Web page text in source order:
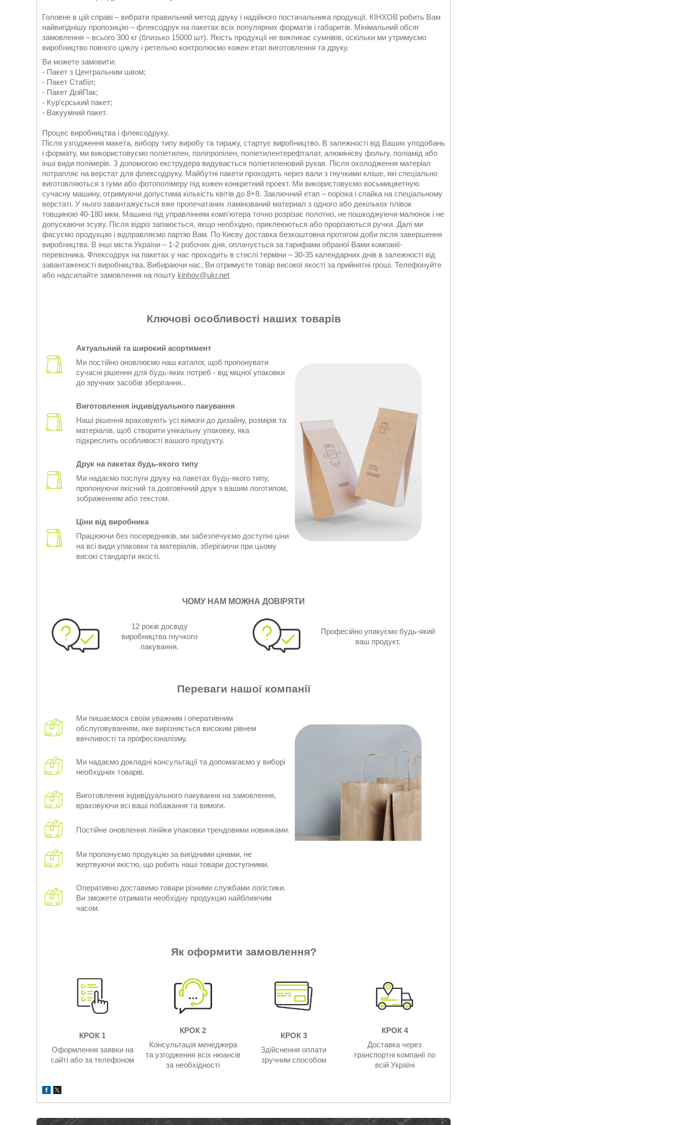
Головне в цій справі – вибрати правильний метод друку і надійного постачальника продукції. КІНХОВ робить Вам
найвигіднішу пропозицію – флексодрук на пакетах всіх популярних форматів і габаритів. Мінімальний обсяг
замовлення – всього 300 кг (близько 15000 шт). Якість продукції не викликає сумнівів, оскільки ми утримуємо
виробництво повного циклу і ретельно контролюємо кожен етап виготовлення та друку.
Ви можете замовити:
- Пакет з Центральним швом;
- Пакет Стабіл;
- Пакет ДойПак;
- Кур'єрський пакет;
- Вакуумний пакет.
Процес виробництва і флексодруку.
Після узгодження макета, вибору типу виробу та тиражу, стартує виробництво. В залежності від Ваших уподобань
і формату, ми використовуємо поліетилен, поліпропілен, поліетилентерефталат, алюмінієву фольгу, поліамід або
інші види полімерів. З допомогою екструдера видувається поліетиленовий рукав. Після охолодження матеріал
потрапляє на верстат для флексодруку. Майбутні пакети проходять через вали з гнучкими кліше, які спеціально
виготовляються з гуми або фотополімеру під кожен конкретний проект. Ми використовуємо восьмицветную
сучасну машину, отримуючи допустима кількість квітів до 8+8. Заключний етап – порізка і спайка на спеціальному
верстаті. У нього завантажується вже пропечатаних ламінований материал з одного або декількох плівок
товщиною 40-180 мкм. Машина під управлінням комп'ютера точно розрізає полотно, не пошкоджуючи малюнок і не
допускаючи зсуву. Після відріз запаюється, якщо необхідно, приклеюються або прорізаються ручки. Далі ми
фасуємо продукцію і відправляємо партію Вам. По Києву доставка безкоштовна протягом доби після завершення
виробництва. В інші міста України – 1-2 робочих дня, оплачується за тарифами обраної Вами компанії-
перевізника. Флексодрук на пакетах у нас проходить в стислі терміни – 30-35 календарних днів в залежності від
завантаженості виробництва. Вибираючи нас, Ви отримуєте товар високої якості за прийнятні гроші. Телефонуйте
або надсилайте замовлення на пошту kinhov@ukr.net
Ключові особливості наших товарів
Актуальний та широкий асортимент
Ми постійно оновлюємо наш каталог, щоб пропонувати
сучасні рішення для будь-яких потреб - від міцної упаковки
до зручних засобів зберігання..
Виготовлення індивідуального пакування
Наші рішення враховують усі вимоги до дизайну, розмірів та
матеріалів, щоб створити унікальну упаковку, яка
підкреслить особливості вашого продукту.
Друк на пакетах будь-якого типу
Ми надаємо послуги друку на пакетах будь-якого типу,
пропонуючи якісний та довговічний друк з вашим логотипом,
зображенням або текстом.
Ціни від виробника
Працюючи без посередників, ми забезпечуємо доступні ціни
на всі види упаковки та матеріалів, зберігаючи при цьому
високі стандарти якості.
ЧОМУ НАМ МОЖНА ДОВІРЯТИ
12 років досвіду
виробництва гнучкого
пакування.
Професійно упакуємо будь-який
ваш продукт.
Переваги нашої компанії
Ми пишаємося своїм уважним і оперативним
обслуговуванням, яке вирізняється високим рівнем
ввічливості та професіоналізму.
Ми надаємо докладні консультації та допомагаємо у виборі
необхідних товарів.
Виготовлення індивідуального пакування на замовлення,
враховуючи всі ваші побажання та вимоги.
Постійне оновлення лінійки упаковки трендовими новинками.
Ми пропонуємо продукцію за вигідними цінами, не
жертвуючи якістю, що робить наші товари доступними.
Оперативно доставимо товари різними службами логістики.
Ви зможете отримати необхідну продукцію найближчим
часом.
Як оформити замовлення?
КРОК 1
Оформлення заявки на
сайті або за телефоном
КРОК 2
Консультація менеджера
та узгодження всіх нюансів
за необхідності
КРОК 3
Здійснення оплати
зручним способом
КРОК 4
Доставка через
транспортні компанії по
всій Україні